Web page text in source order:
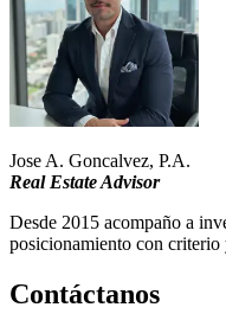
Jose A. Goncalvez, P.A.
Real Estate Advisor
Desde 2015 acompaño a
posicionamiento con
Contáctanos